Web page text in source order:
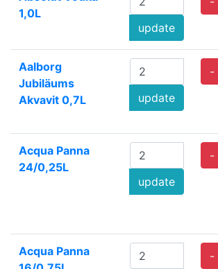
1,0L
update
Aalborg
Jubiläums
Akvavit 0,7L
update
-
Acqua Panna
24/0,25L
update
-
Acqua Panna
-